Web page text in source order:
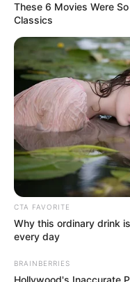
These 6 Movies Were
Classics
CTA FAVORITE
Why this ordinary drink
every day
BRAINBERRIES
Hollywood's Inaccurate